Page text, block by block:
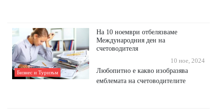
Бизнес и Туризъм
На 10 ноември отбелязваме
Международния ден на
счетоводителя
10 ное, 2024
Любопитно е какво изобразява
емблемата на счетоводителите